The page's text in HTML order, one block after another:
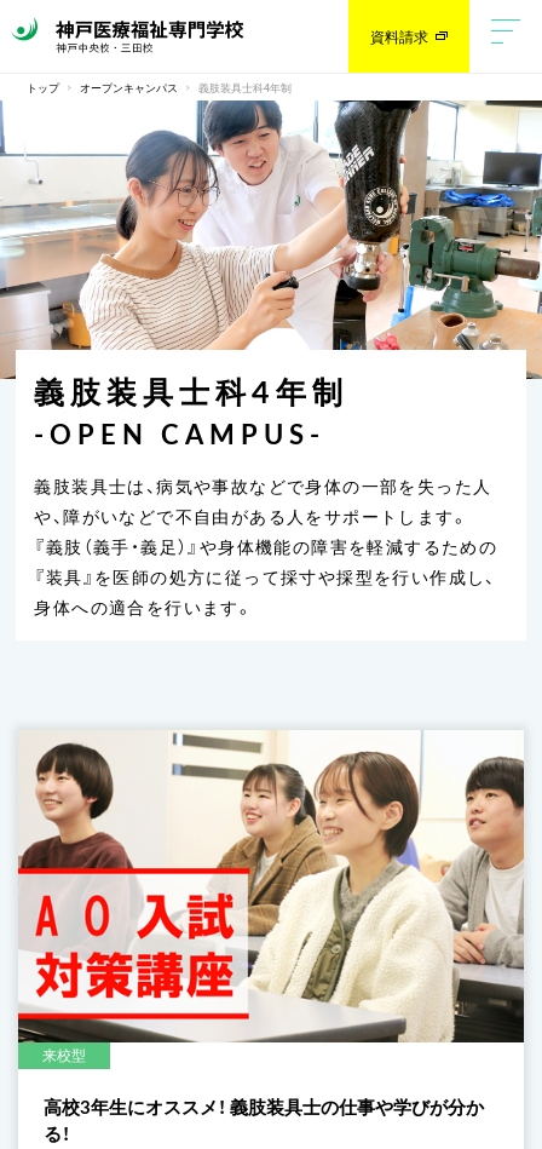
資料請求
トップ オープンキャンパス 義肢装具士科4年制
義肢装具士科4年制
-OPEN CAMPUS-
義肢装具士は、病気や事故などで身体の一部を失った人
や、障がいなどで不自由がある人をサポートします。
『義肢（義手・義足）』や身体機能の障害を軽減するための
『装具』を医師の処方に従って採寸や採型を行い作成し、
身体への適合を行います。
来校型
高校3年生にオススメ！ 義肢装具士の仕事や学びが分か
る！